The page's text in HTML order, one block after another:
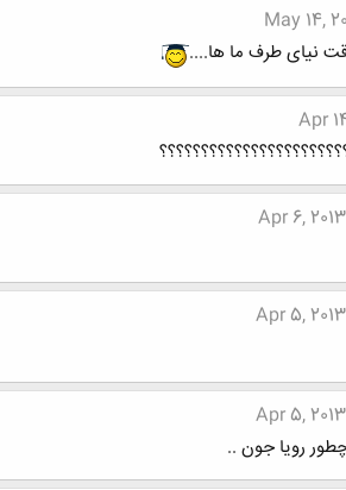
May 14,
نياى طرف ما ها....
Apr
Apr 6, 2013
Apr 5, 2013
Apr 5, 2013
رویا جون ..